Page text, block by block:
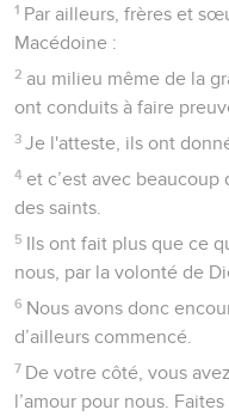
1 Par ailleurs, frères et
Macédoine :
2 au milieu même de la
ont conduits à faire
3 Je l'atteste, ils ont
4 et c’est avec
des saints.
5 Ils ont fait plus que ce
nous, par la volonté de
6 Nous avons donc
d’ailleurs commencé.
7 De votre côté, vous
l’amour pour nous.